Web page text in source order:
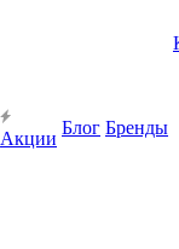
Акции
Блог Бренды